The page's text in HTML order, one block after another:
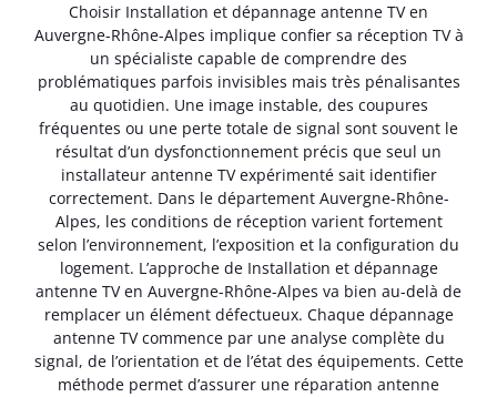
Choisir Installation et dépannage antenne TV en
Auvergne-Rhône-Alpes implique confier sa réception TV à
un spécialiste capable de comprendre des
problématiques parfois invisibles mais très pénalisantes
au quotidien. Une image instable, des coupures
fréquentes ou une perte totale de signal sont souvent le
résultat d’un dysfonctionnement précis que seul un
installateur antenne TV expérimenté sait identifier
correctement. Dans le département Auvergne-Rhône-
Alpes, les conditions de réception varient fortement
selon l’environnement, l’exposition et la configuration du
logement. L’approche de Installation et dépannage
antenne TV en Auvergne-Rhône-Alpes va bien au-delà de
remplacer un élément défectueux. Chaque dépannage
antenne TV commence par une analyse complète du
signal, de l’orientation et de l’état des équipements. Cette
méthode permet d’assurer une réparation antenne